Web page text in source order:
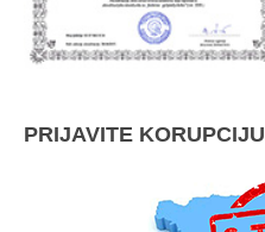
PRIJAVITE KORUPCIJU